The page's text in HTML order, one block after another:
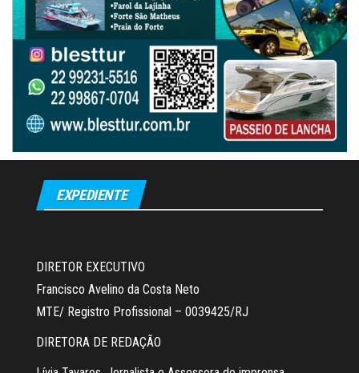
EXPEDIENTE
DIRETOR EXECUTIVO
Francisco Avelino da Costa Neto
MTE/ Registro Profissional – 0039425/RJ
DIRETORA DE REDAÇÃO